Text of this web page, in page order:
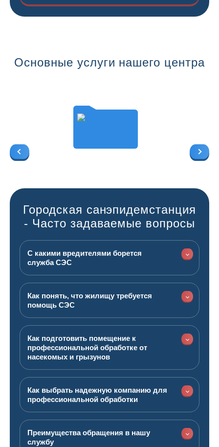
Основные услуги нашего центра
Городская санэпидемстанция
- Часто задаваемые вопросы
С какими вредителями борется
служба СЭС
Как понять, что жилищу требуется
помощь СЭС
Как подготовить помещение к
профессиональной обработке от
насекомых и грызунов
Как выбрать надежную компанию для
профессиональной обработки
Преимущества обращения в нашу
службу